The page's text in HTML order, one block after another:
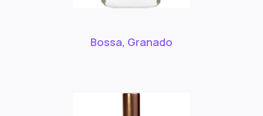
Bossa, Granado